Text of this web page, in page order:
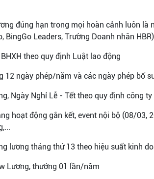
đúng hạn trong mọi hoàn cảnh luôn là
BingGo Leaders, Trường Doanh nhân HBR)
theo quy định Luật lao động
12 ngày phép/năm và các ngày phép bổ
Ngày Nghỉ Lễ - Tết theo quy định công
hoạt động gắn kết, event nội bộ (08/03,
lương tháng thứ 13 theo hiệu suất kinh
Lương, thưởng 01 lần/năm